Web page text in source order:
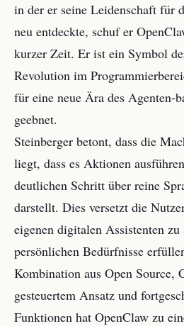
in der er seine Leidenschaft für
neu entdeckte, schuf er
kurzer Zeit. Er ist ein Symbol
Revolution im
für eine neue Ära des Agenten-
geebnet.
Steinberger betont, dass die
liegt, dass es Aktionen
deutlichen Schritt über reine
darstellt. Dies versetzt die
eigenen digitalen Assistenten
persönlichen Bedürfnisse
Kombination aus Open Source,
gesteuertem Ansatz und
Funktionen hat OpenClaw zu